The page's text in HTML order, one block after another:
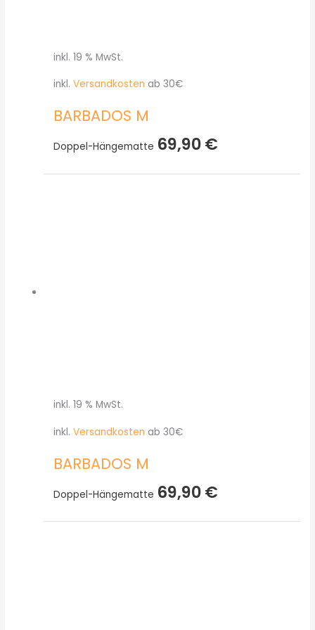
inkl. 19 % MwSt.
inkl. Versandkosten ab 30€
BARBADOS M
Doppel-Hängematte 69,90€
inkl. 19 % MwSt.
inkl. Versandkosten ab 30€
BARBADOS M
Doppel-Hängematte 69,90€